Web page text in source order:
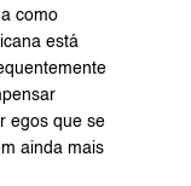
como
está
egos que se
ainda mais